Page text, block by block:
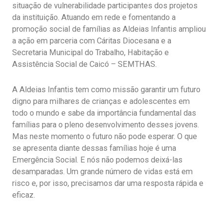
situação de vulnerabilidade participantes dos projetos
da instituição. Atuando em rede e fomentando a
promoção social de famílias as Aldeias Infantis ampliou
a ação em parceria com Cáritas Diocesana e a
Secretaria Municipal do Trabalho, Habitação e
Assistência Social de Caicó – SEMTHAS.
A Aldeias Infantis tem como missão garantir um futuro
digno para milhares de crianças e adolescentes em
todo o mundo e sabe da importância fundamental das
famílias para o pleno desenvolvimento desses jovens.
Mas neste momento o futuro não pode esperar. O que
se apresenta diante dessas famílias hoje é uma
Emergência Social. E nós não podemos deixá-las
desamparadas. Um grande número de vidas está em
risco e, por isso, precisamos dar uma resposta rápida e
eficaz.